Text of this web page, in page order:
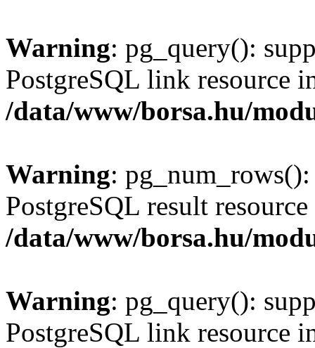
Warning: pg_query():
PostgreSQL link resource
/data/www/borsa.hu/
Warning:
PostgreSQL result
/data/www/borsa.hu/
Warning: pg_query():
PostgreSQL link resource